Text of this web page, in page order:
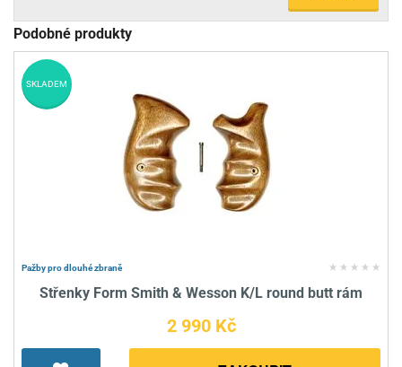
Podobné produkty
Pažby pro dlouhé zbraně
Střenky Form Smith & Wesson K/L round butt rám
2 990 Kč
SKLADEM